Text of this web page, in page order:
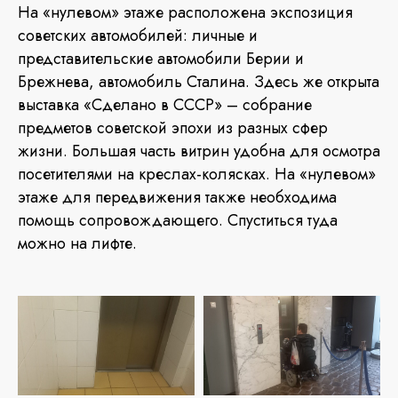
На «нулевом» этаже расположена экспозиция
советских автомобилей: личные и
представительские автомобили Берии и
Брежнева, автомобиль Сталина. Здесь же открыта
выставка «Сделано в СССР» – собрание
предметов советской эпохи из разных сфер
жизни. Большая часть витрин удобна для осмотра
посетителями на креслах-колясках. На «нулевом»
этаже для передвижения также необходима
помощь сопровождающего. Спуститься туда
можно на лифте.